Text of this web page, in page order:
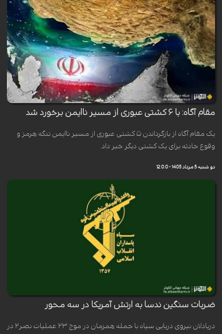
مقام آگاه: با ۶ کشتی عبوری از مسیر ناایمن برخورد شد
یک مقام آگاه از بازگرداندن ۵ کشتی عبوری از مسیر ناایمن تنگه هرمز و
وقوع حادثه برای یک کشتی دیگر خبر داد.
دو شنبه 5 مرداد 1405 - 12:0:0
ضربات سنگین ندسا به ارتش آمریکا در سه محور
دریادلان نیروی دریایی سپاه با حمله همزمان در موج ۲۳ عملیات نصر۲ در